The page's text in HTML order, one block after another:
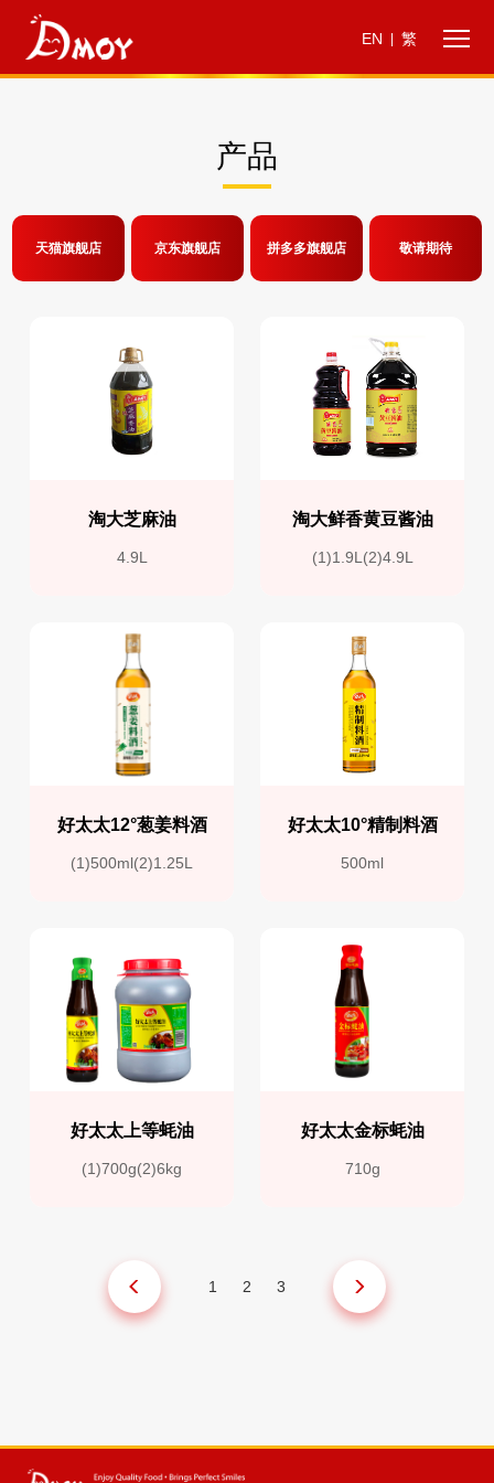
EN 繁
产品
天猫旗舰店 京东旗舰店 拼多多旗舰店 敬请期待
淘大芝麻油
4.9L
淘大鲜香黄豆酱油
(1)1.9L(2)4.9L
好太太12°葱姜料酒
(1)500ml(2)1.25L
好太太10°精制料酒
500ml
好太太上等蚝油
(1)700g(2)6kg
好太太金标蚝油
710g
1 2 3